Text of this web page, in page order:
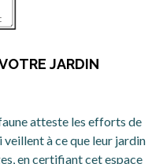
JARDIN
atteste les efforts de
veillent à ce que leur jardin
en certifiant cet espace